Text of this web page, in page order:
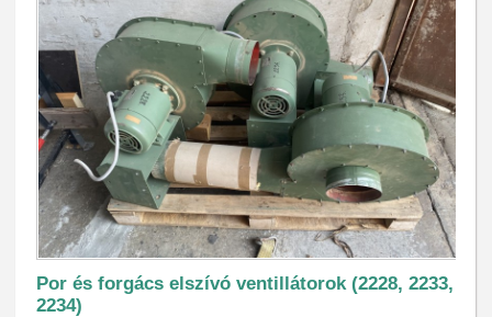
Por és forgács elszívó ventillátorok (2228, 2233,
2234)